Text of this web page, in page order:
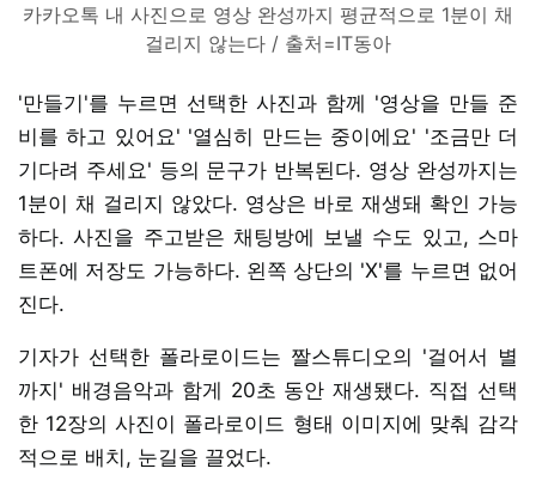
카카오톡 내 사진으로 영상 완성까지 평균적으로 1분이 채
걸리지 않는다 / 출처=IT동아
'만들기'를 누르면 선택한 사진과 함께 '영상을 만들 준
비를 하고 있어요' '열심히 만드는 중이에요' '조금만 더
기다려 주세요' 등의 문구가 반복된다. 영상 완성까지는
1분이 채 걸리지 않았다. 영상은 바로 재생돼 확인 가능
하다. 사진을 주고받은 채팅방에 보낼 수도 있고, 스마
트폰에 저장도 가능하다. 왼쪽 상단의 'X'를 누르면 없어
진다.
기자가 선택한 폴라로이드는 짤스튜디오의 '걸어서 별
까지' 배경음악과 함게 20초 동안 재생됐다. 직접 선택
한 12장의 사진이 폴라로이드 형태 이미지에 맞춰 감각
적으로 배치, 눈길을 끌었다.